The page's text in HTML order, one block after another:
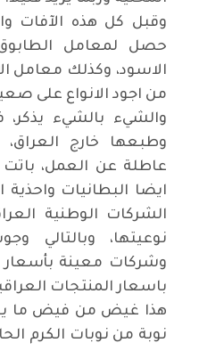
وقبل كل هذه الآفات
حصل لمعامل
الاسود، وكذلك معامل
من اجود الانواع على
والشيء بالشيء يذكر،
وطبعها خارج العراق،
عاطلة عن العمل،
ايضا البطانيات
الشركات الوطنية
نوعيتها، وبالتالي
وشركات معينة
باسعار المنتجات
هذا غيض من فيض ما
نوبة من نوبات الكرم